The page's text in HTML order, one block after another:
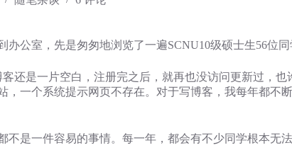
室，先是匆匆地浏览了一遍SCNU10级硕士生56位同
是一片空白，注册完之后，就再也没访问更新过，也
，一个系统提示网页不存在。对于写博客，我每年都不
一件容易的事情。每一年，都会有不少同学根本无法